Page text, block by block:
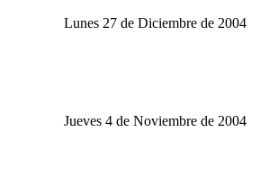
Lunes 27 de Diciembre de 2004
Jueves 4 de Noviembre de 2004